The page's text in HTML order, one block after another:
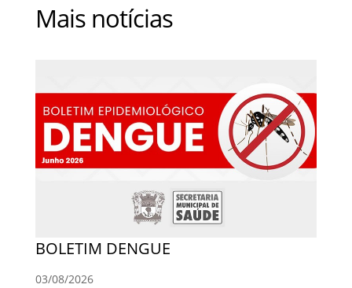
Mais notícias
BOLETIM DENGUE
03/08/2026